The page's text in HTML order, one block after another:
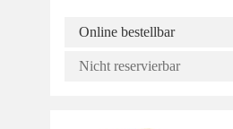
Online bestellbar
Nicht reservierbar